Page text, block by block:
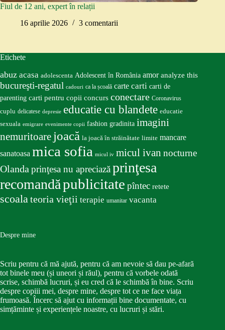
Fiul de 12 ani, expert în relații
16 aprilie 2026
3 comentarii
Etichete
abuz acasa adolescenta Adolescent în România amor analyze this
bucureşti-regatul cadouri ca la școală carte carti carti de
parenting carti pentru copii concurs conectare Coronavirus
cuplu delicatese depresie educatie cu blandete educatie
sexuala emigrare evenimente copii fashion gradinita imagini
nemuritoare joacă la joacă în străinătate limite mancare
sanatoasa mica sofia micul iv micul ivan nocturne
Olandaprinţesa nu apreciazăprinţesa
recomandăpublicitate pîntec retete
scoalateoria vieţii terapie umanitar vacanta
Despre mine
Scriu pentru că mă ajută, pentru că am nevoie să dau pe-afară
tot binele meu (și uneori și răul), pentru că vorbele odată
scrise, schimbă lucruri, și eu cred că le schimbă în bine. Scriu
despre copiii mei, despre mine, despre tot ce ne face viața
frumoasă. Încerc să ajut cu informații bine documentate, cu
simțăminte și experiențele noastre, cu lucruri și stări.